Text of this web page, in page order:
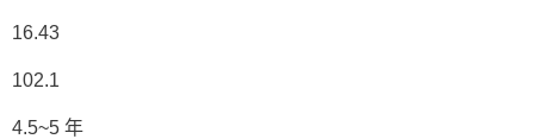
16.43
102.1
4.5~5 年